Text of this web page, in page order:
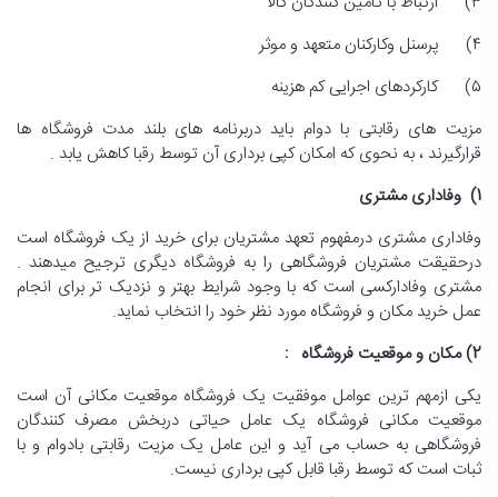
۴) پرسنل وکارکنان متعهد و موثر
۵) کارکردهای اجرایی کم هزینه
مزیت های رقابتی با دوام باید دربرنامه های بلند مدت فروشگاه ها
قرارگیرند ، به نحوی که امکان کپی برداری آن توسط رقبا کاهش یابد .
1) وفاداری مشتری
وفاداری مشتری درمفهوم تعهد مشتریان برای خرید از یک فروشگاه است
درحقیقت مشتریان فروشگاهی را به فروشگاه دیگری ترجیح میدهند .
مشتری وفادارکسی است که با وجود شرایط بهتر و نزدیک تر برای انجام
عمل خرید مکان و فروشگاه مورد نظر خود را انتخاب نماید.
2) مکان و موقعیت فروشگاه :
یکی ازمهم ترین عوامل موفقیت یک فروشگاه موقعیت مکانی آن است
موقعیت مکانی فروشگاه یک عامل حیاتی دربخش مصرف کنندگان
فروشگاهی به حساب می آید و این عامل یک مزیت رقابتی بادوام و با
ثبات است که توسط رقبا قابل کپی برداری نیست.